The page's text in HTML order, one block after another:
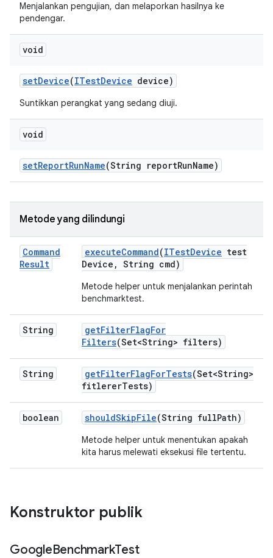
Menjalankan pengujian, dan melaporkan hasilnya ke
pendengar.
void
setDevice(ITestDevice device)
Suntikkan perangkat yang sedang diuji.
void
setReportRunName(String reportRunName)
Metode yang dilindungi
Command
Result
executeCommand(ITestDevice test
Device , String cmd)
Metode helper untuk menjalankan perintah
benchmarktest.
String getFilterFlagFor
Filters(Set<String> filters)
String getFilterFlagForTests(Set<String>
fitlererTests)
boolean shouldSkipFile(String fullPath)
Metode helper untuk menentukan apakah
kita harus melewati eksekusi file tertentu.
Konstruktor publik
GoogleBenchmarkTest